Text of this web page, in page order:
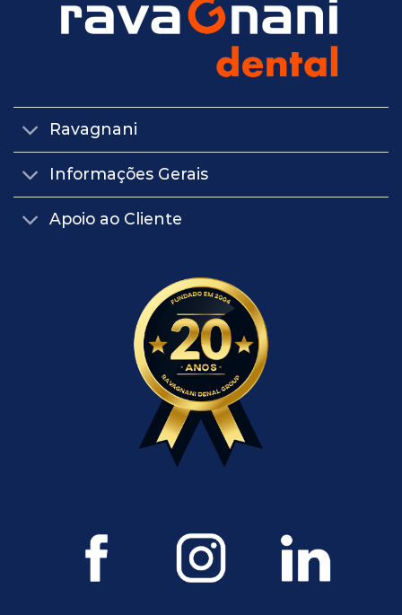
Ravagnani
Informações Gerais
Apoio ao Cliente